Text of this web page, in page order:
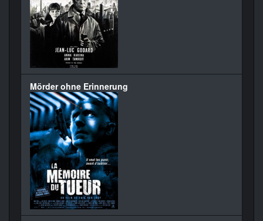
Mörder ohne Erinnerung